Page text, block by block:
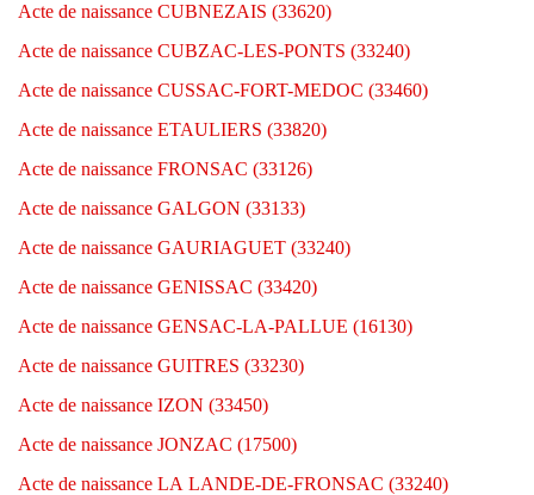
Acte de naissance CUBNEZAIS (33620)
Acte de naissance CUBZAC-LES-PONTS (33240)
Acte de naissance CUSSAC-FORT-MEDOC (33460)
Acte de naissance ETAULIERS (33820)
Acte de naissance FRONSAC (33126)
Acte de naissance GALGON (33133)
Acte de naissance GAURIAGUET (33240)
Acte de naissance GENISSAC (33420)
Acte de naissance GENSAC-LA-PALLUE (16130)
Acte de naissance GUITRES (33230)
Acte de naissance IZON (33450)
Acte de naissance JONZAC (17500)
Acte de naissance LA LANDE-DE-FRONSAC (33240)